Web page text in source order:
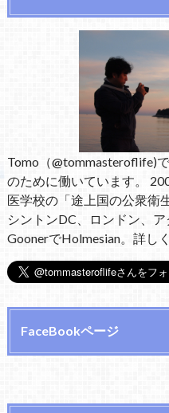
Tomo（@tommasteroflife)
のために働いています。
医学校の「途上国の公衆衛
シントンDC、ロンドン、ア
GoonerでHolmesian。詳し
FaceBookページ